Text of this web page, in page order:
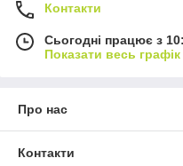
Контакти
Сьогодні працює з
Показати весь
Про нас
Контакти